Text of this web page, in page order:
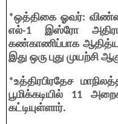
*ஒத்திகை ஓவர்:
எல்-1 இஸ்ரோ
கண்காணிப்பாக
இது ஒரு புது முயற்சி
*உத்திரபிரதேச
பூமிக்கடியில் 11
கட்டியுள்ளார்.